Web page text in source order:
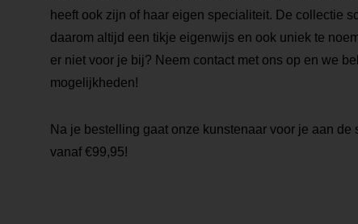
heeft ook zijn of haar eigen specialiteit. De collectie
daarom altijd een tikje eigenwijs en ook uniek te
er niet voor je bij? Neem contact met ons op en we
mogelijkheden!
Na je bestelling gaat onze kunstenaar voor je aan de
vanaf €99,95!